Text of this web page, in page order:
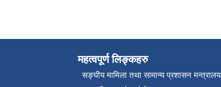
महत्वपूर्ण लिङ्कहरु
सङ्‍घीय मामिला तथा सामान्य प्रशासन मन्त्रालय